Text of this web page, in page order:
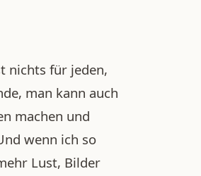
nichts für jeden,
man kann auch
machen und
wenn ich so
Lust, Bilder